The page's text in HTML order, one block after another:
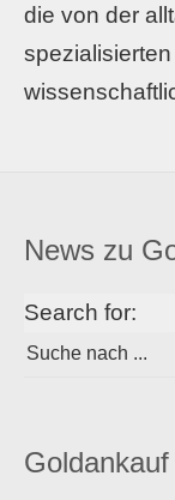
die von der
News zu
Search for: